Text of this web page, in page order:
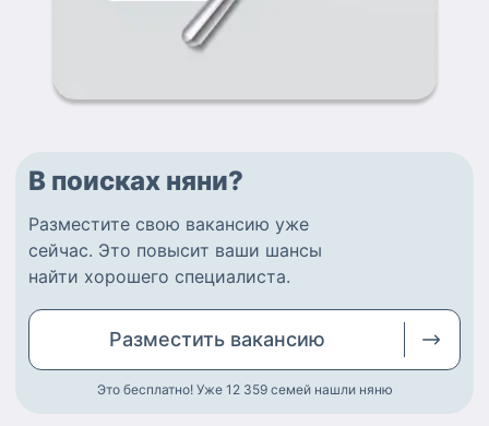
В поисках няни?
Разместите свою вакансию уже
сейчас. Это повысит ваши шансы
найти хорошего специалиста.
Разместить вакансию
Это бесплатно! Уже 12 359 семей нашли няню